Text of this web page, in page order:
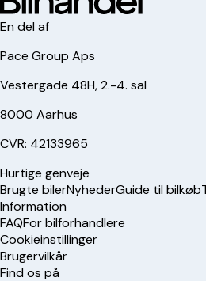
En del af
Pace Group Aps
Vestergade 48H, 2.-4. sal
8000 Aarhus
CVR: 42133965
Hurtige genveje
Brugte bilerNyhederGuide til bilkøb
Information
FAQFor bilforhandlere
Cookieinstillinger
Brugervilkår
Find os på